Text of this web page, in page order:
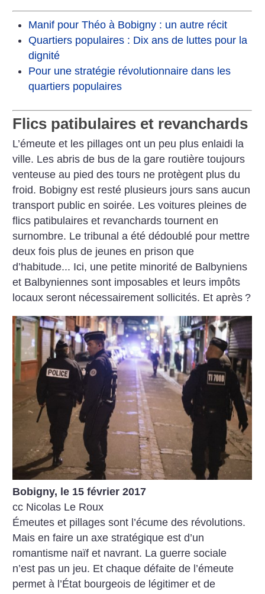
Manif pour Théo à Bobigny : un autre récit
Quartiers populaires : Dix ans de luttes pour la
dignité
Pour une stratégie révolutionnaire dans les
quartiers populaires
Flics patibulaires et revanchards
L’émeute et les pillages ont un peu plus enlaidi la
ville. Les abris de bus de la gare routière toujours
venteuse au pied des tours ne protègent plus du
froid. Bobigny est resté plusieurs jours sans aucun
transport public en soirée. Les voitures pleines de
flics patibulaires et revanchards tournent en
surnombre. Le tribunal a été dédoublé pour mettre
deux fois plus de jeunes en prison que
d’habitude... Ici, une petite minorité de Balbyniens
et Balbyniennes sont imposables et leurs impôts
locaux seront nécessairement sollicités. Et après ?
Bobigny, le 15 février 2017
cc Nicolas Le Roux
Émeutes et pillages sont l’écume des révolutions.
Mais en faire un axe stratégique est d’un
romantisme naïf et navrant. La guerre sociale
n’est pas un jeu. Et chaque défaite de l’émeute
permet à l’État bourgeois de légitimer et de